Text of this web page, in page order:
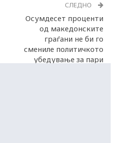
СЛЕДНО
Осумдесет проценти
од македонските
граѓани не би го
смениле политичкото
убедување за пари